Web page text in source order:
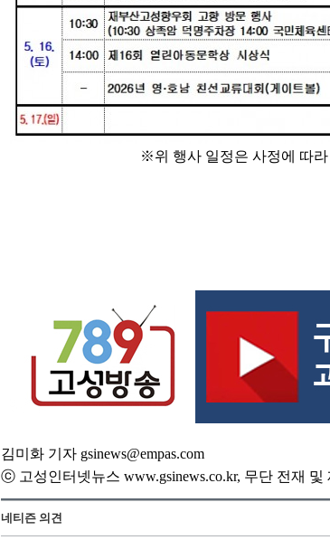
※위 행사 일정은 사정에 따
김미화 기자 gsinews@empas.com
ⓒ 고성인터넷뉴스 www.gsinews.co.kr, 무단 전재 및
네티즌 의견